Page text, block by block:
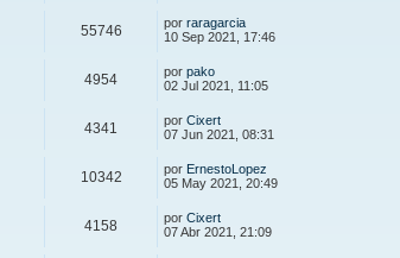
55746 por raragarcia
10 Sep 2021, 17:46
4954 por pako
02 Jul 2021, 11:05
4341 por Cixert
07 Jun 2021, 08:31
10342 por ErnestoLopez
05 May 2021, 20:49
4158 por Cixert
07 Abr 2021, 21:09